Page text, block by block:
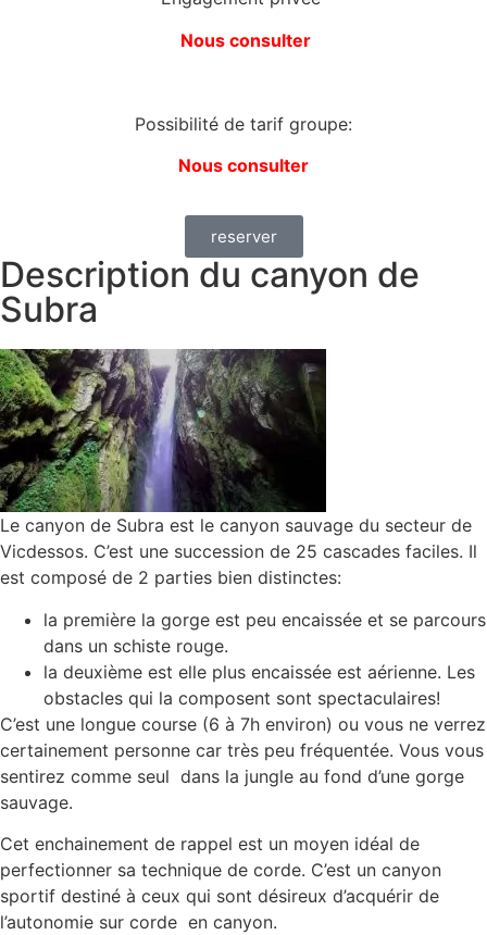
Nous consulter
Possibilité de tarif groupe:
Nous consulter
reserver
Description du canyon de
Subra
Le canyon de Subra est le canyon sauvage du secteur de
Vicdessos. C’est une succession de 25 cascades faciles. Il
est composé de 2 parties bien distinctes:
la première la gorge est peu encaissée et se parcours
dans un schiste rouge.
la deuxième est elle plus encaissée est aérienne. Les
obstacles qui la composent sont spectaculaires!
C’est une longue course (6 à 7h environ) ou vous ne verrez
certainement personne car très peu fréquentée. Vous vous
sentirez comme seul dans la jungle au fond d’une gorge
sauvage.
Cet enchainement de rappel est un moyen idéal de
perfectionner sa technique de corde. C’est un canyon
sportif destiné à ceux qui sont désireux d’acquérir de
l’autonomie sur corde en canyon.